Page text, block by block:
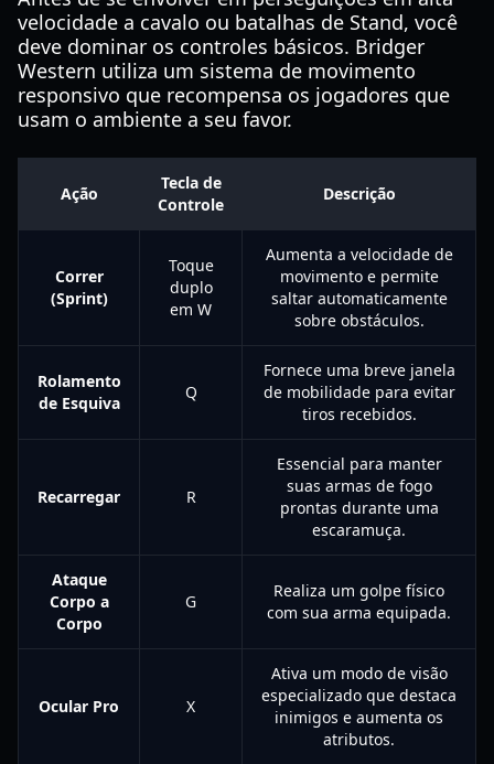
velocidade a cavalo ou batalhas de Stand, você
deve dominar os controles básicos. Bridger
Western utiliza um sistema de movimento
responsivo que recompensa os jogadores que
usam o ambiente a seu favor.
Ação
Tecla de
Controle
Descrição
Correr
(Sprint)
Toque
duplo
em W
Aumenta a velocidade de
movimento e permite
saltar automaticamente
sobre obstáculos.
Rolamento
de Esquiva
Q
Fornece uma breve janela
de mobilidade para evitar
tiros recebidos.
Recarregar R
Essencial para manter
suas armas de fogo
prontas durante uma
escaramuça.
Ataque
Corpo a
Corpo
G
Realiza um golpe físico
com sua arma equipada.
Ocular Pro X
Ativa um modo de visão
especializado que destaca
inimigos e aumenta os
atributos.